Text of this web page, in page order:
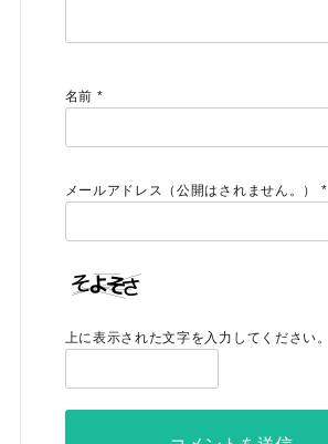
名前 *
メールアドレス（公開はされません。） *
上に表示された文字を入力してください。